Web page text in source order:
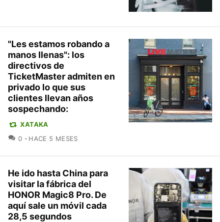
"Les estamos robando a
manos llenas": los
directivos de
TicketMaster admiten en
privado lo que sus
clientes llevan años
sospechando:
XATAKA
0 COMENTARIOS
HACE 5 MESES
He ido hasta China para
visitar la fábrica del
HONOR Magic8 Pro. De
aquí sale un móvil cada
28,5 segundos